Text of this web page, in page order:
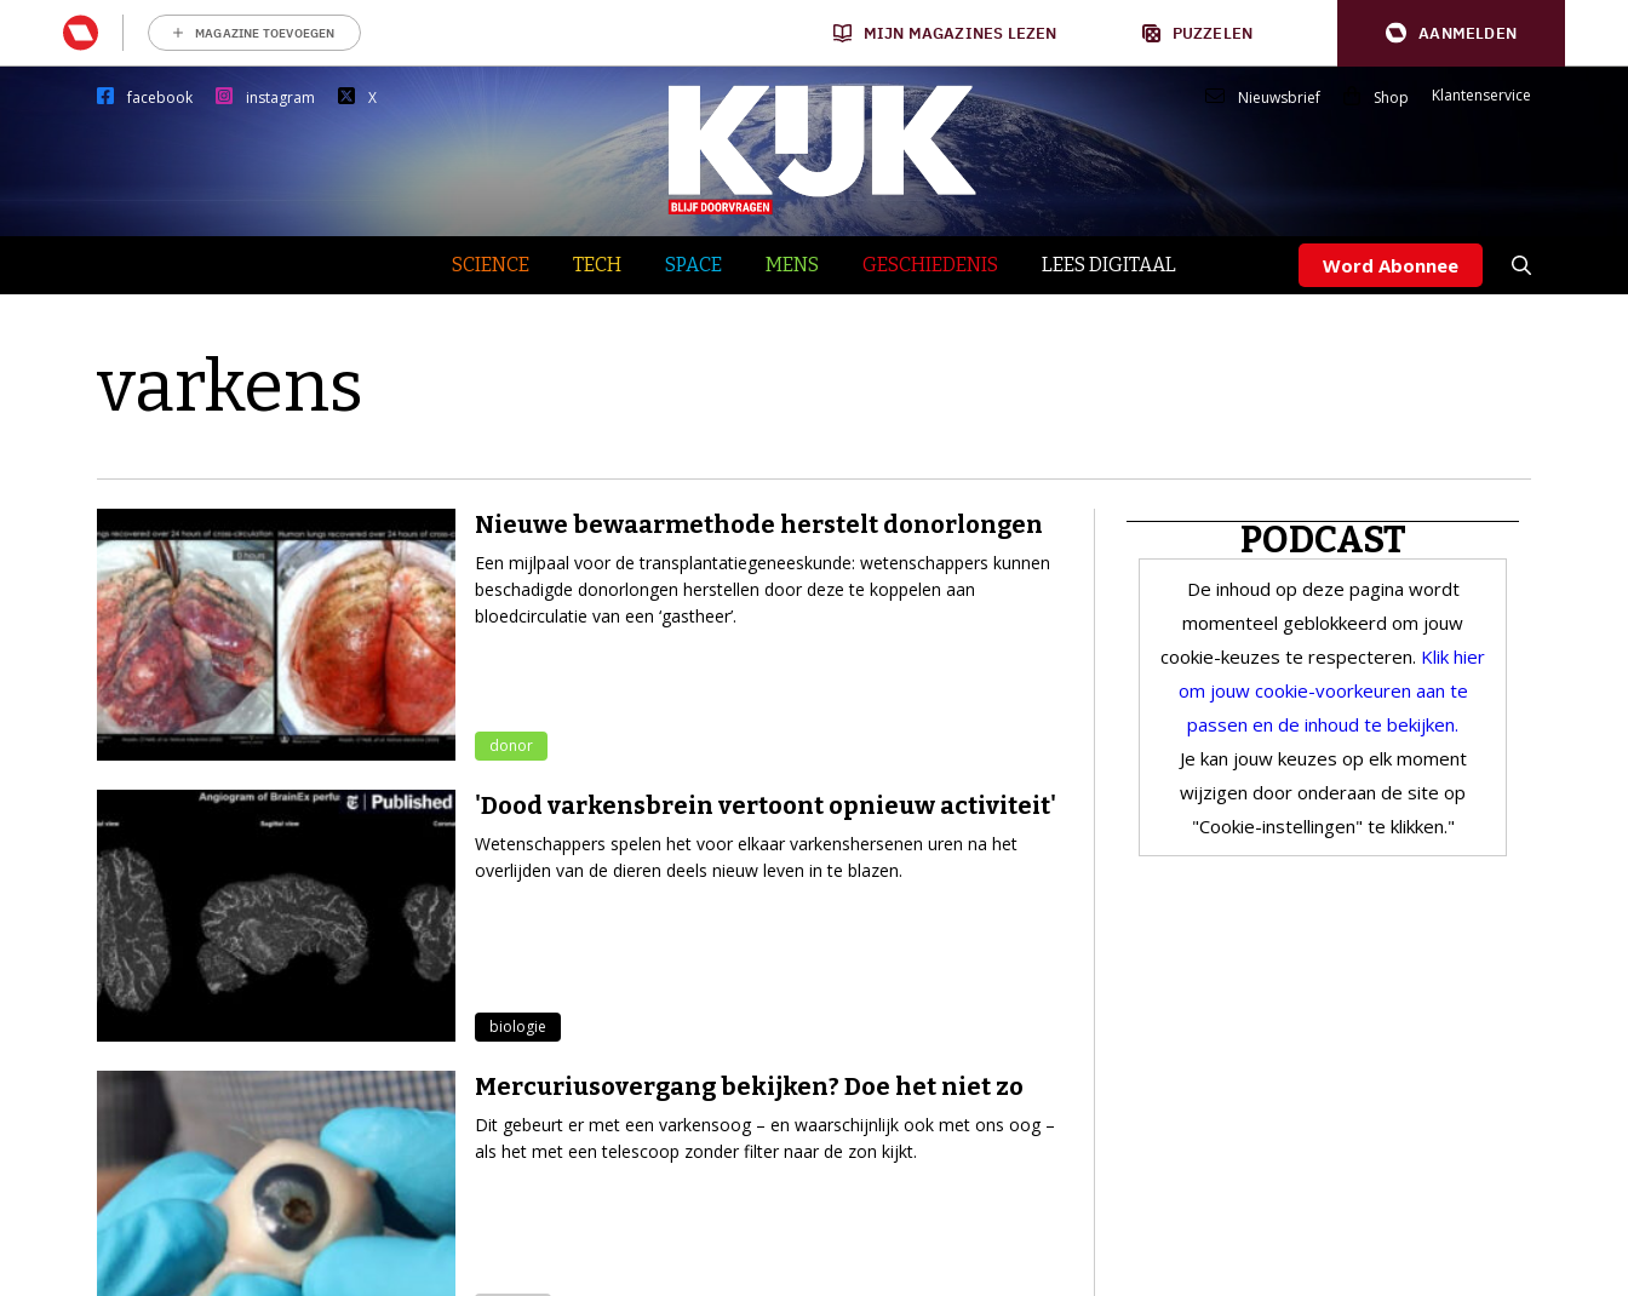
MAGAZINE TOEVOEGEN MIJN MAGAZINES LEZEN PUZZELEN AANMELDEN
facebook instagram X Nieuwsbrief Shop Klantenservice
SCIENCE TECH SPACE MENS GESCHIEDENIS LEES DIGITAAL Word Abonnee
varkens
Nieuwe bewaarmethode herstelt donorlongen
Een mijlpaal voor de transplantatiegeneeskunde: wetenschappers kunnen
beschadigde donorlongen herstellen door deze te koppelen aan
bloedcirculatie van een ‘gastheer’.
donor
'Dood varkensbrein vertoont opnieuw activiteit'
Wetenschappers spelen het voor elkaar varkenshersenen uren na het
overlijden van de dieren deels nieuw leven in te blazen.
biologie
Mercuriusovergang bekijken? Doe het niet zo
Dit gebeurt er met een varkensoog – en waarschijnlijk ook met ons oog –
als het met een telescoop zonder filter naar de zon kijkt.
PODCAST
De inhoud op deze pagina wordt
momenteel geblokkeerd om jouw
cookie-keuzes te respecteren. Klik hier
om jouw cookie-voorkeuren aan te
passen en de inhoud te bekijken.
Je kan jouw keuzes op elk moment
wijzigen door onderaan de site op
"Cookie-instellingen" te klikken."